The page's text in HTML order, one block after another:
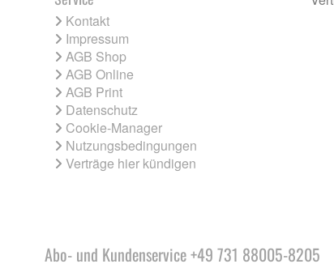
Kontakt
Impressum
AGB Shop
AGB Online
AGB Print
Datenschutz
Cookie-Manager
Nutzungsbedingungen
Verträge hier kündigen
Abo- und Kundenservice +49 731 88005-8205